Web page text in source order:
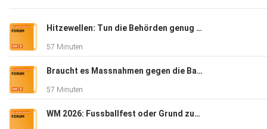
Erreichbarkeit in der Arbeitswelt zugenommen hätten. Wer die
Arbeitsbedingungen ansetzen. Teilzeit ab 50: «Lifestyle» oder
Recht? Ist es problematisch, wenn Menschen weniger
· Patrick Chuard-Keller, Chefökonom Schweizerischer
Hitzewellen: Tun die Behörden genug dagegen?
57 Minuten
Braucht es Massnahmen gegen die Babyflaute?
57 Minuten
WM 2026: Fussballfest oder Grund zum Abschalten?